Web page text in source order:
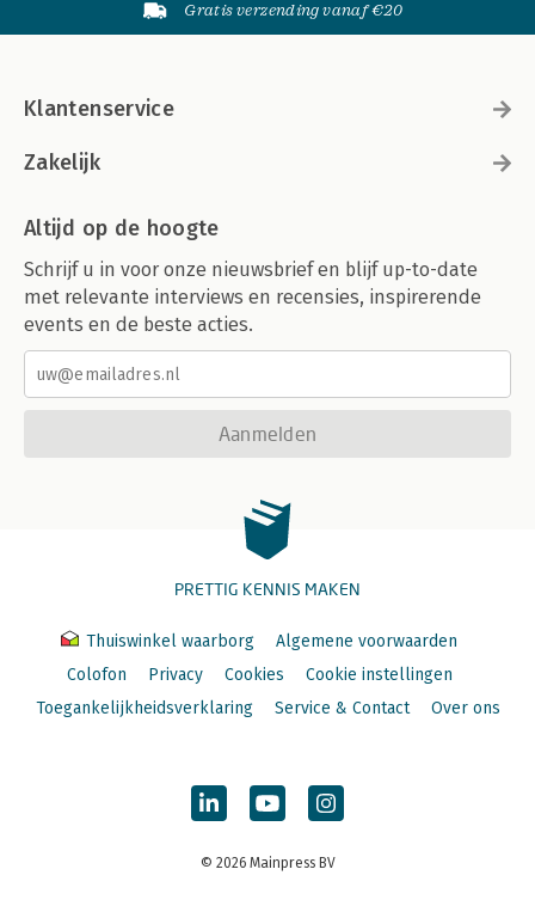
Gratis verzending vanaf €20
Klantenservice
Zakelijk
Altijd op de hoogte
Schrijf u in voor onze nieuwsbrief en blijf up-to-date
met relevante interviews en recensies, inspirerende
events en de beste acties.
Aanmelden
PRETTIG KENNIS MAKEN
Thuiswinkel waarborg
Algemene voorwaarden
Colofon
Privacy Cookies
Cookie instellingen
Toegankelijkheidsverklaring
Service & Contact Over ons
© 2026 Mainpress BV